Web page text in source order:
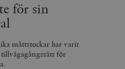
för sin
måttstockar har varit
för